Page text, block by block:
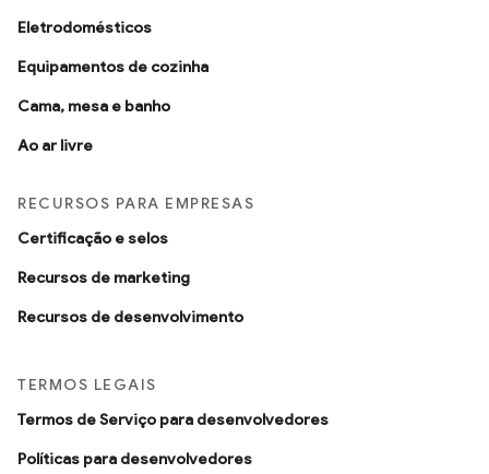
Eletrodomésticos
Equipamentos de cozinha
Cama, mesa e banho
Ao ar livre
RECURSOS PARA EMPRESAS
Certificação e selos
Recursos de marketing
Recursos de desenvolvimento
TERMOS LEGAIS
Termos de Serviço para desenvolvedores
Políticas para desenvolvedores